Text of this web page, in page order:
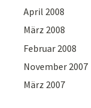
April 2008
März 2008
Februar 2008
November 2007
März 2007